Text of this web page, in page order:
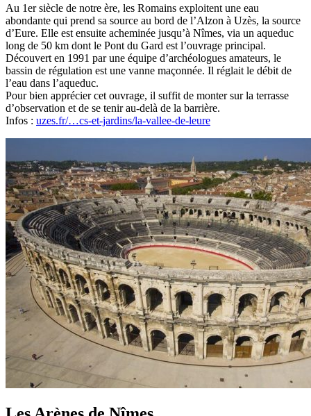
Au 1er siècle de notre ère, les Romains exploitent une eau
abondante qui prend sa source au bord de l’Alzon à Uzès, la source
d’Eure. Elle est ensuite acheminée jusqu’à Nîmes, via un aqueduc
long de 50 km dont le Pont du Gard est l’ouvrage principal.
Découvert en 1991 par une équipe d’archéologues amateurs, le
bassin de régulation est une vanne maçonnée. Il réglait le débit de
l’eau dans l’aqueduc.
Pour bien apprécier cet ouvrage, il suffit de monter sur la terrasse
d’observation et de se tenir au-delà de la barrière.
Infos : uzes.fr/…cs-et-jardins/la-vallee-de-leure